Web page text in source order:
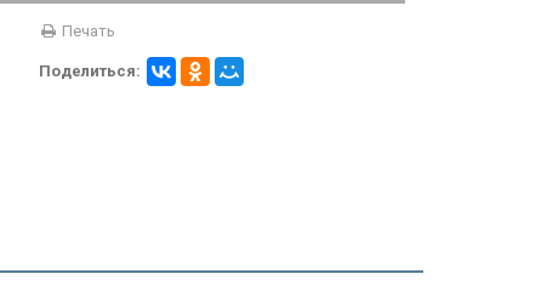
Печать
Поделиться: